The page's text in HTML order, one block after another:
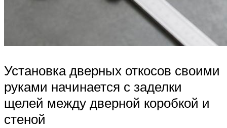
Установка дверных откосов своими
руками начинается с заделки
щелей между дверной коробкой и
стеной